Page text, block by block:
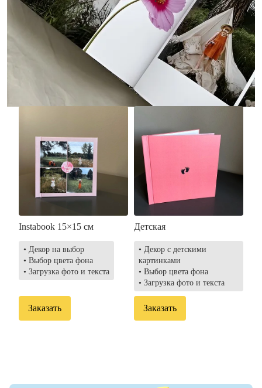
• Без декора
• Выбор цвета фона
• Загрузка фото и текста
• Декор в стиле
акварельных красок
• Выбор цвета фона
• Загрузка фото и текста
Instabook 15×15 см
• Декор на выбор
• Выбор цвета фона
• Загрузка фото и текста
Заказать
Детская
• Декор с детскими
картинками
• Выбор цвета фона
• Загрузка фото и текста
Заказать